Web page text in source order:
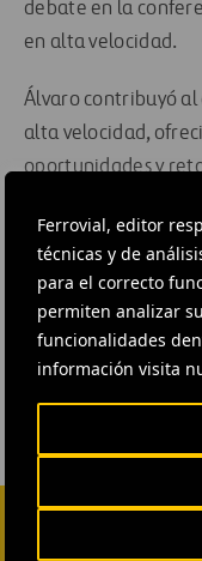
Ferrovial, editor
técnicas y de
para el correcto
permiten analizar
funcionalidades
información visita
debate en la
en alta velocidad.
Álvaro contribuyó
alta velocidad,
oportunidades y
#Estrategia
#Personas y equipo
#Ferrovial